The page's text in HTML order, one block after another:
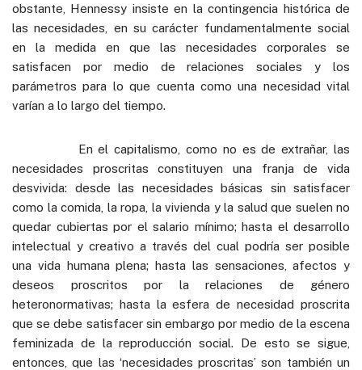
obstante, Hennessy insiste en la contingencia histórica de
las necesidades, en su carácter fundamentalmente social
en la medida en que las necesidades corporales se
satisfacen por medio de relaciones sociales y los
parámetros para lo que cuenta como una necesidad vital
varían a lo largo del tiempo.
En el capitalismo, como no es de extrañar, las
necesidades proscritas constituyen una franja de vida
desvivida: desde las necesidades básicas sin satisfacer
como la comida, la ropa, la vivienda y la salud que suelen no
quedar cubiertas por el salario mínimo; hasta el desarrollo
intelectual y creativo a través del cual podría ser posible
una vida humana plena; hasta las sensaciones, afectos y
deseos proscritos por la relaciones de género
heteronormativas; hasta la esfera de necesidad proscrita
que se debe satisfacer sin embargo por medio de la escena
feminizada de la reproducción social. De esto se sigue,
entonces, que las ‘necesidades proscritas’ son también un